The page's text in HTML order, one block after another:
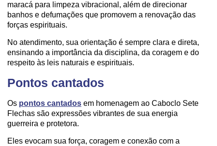
maracá para limpeza vibracional, além de direcionar
banhos e defumações que promovem a renovação das
forças espirituais.
No atendimento, sua orientação é sempre clara e direta,
ensinando a importância da disciplina, da coragem e do
respeito às leis naturais e espirituais.
Pontos cantados
Os pontos cantados em homenagem ao Caboclo Sete
Flechas são expressões vibrantes de sua energia
guerreira e protetora.
Eles evocam sua força, coragem e conexão com a